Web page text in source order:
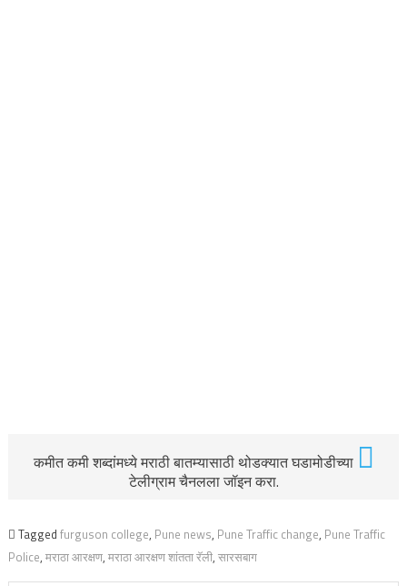
कमीत कमी शब्दांमध्ये मराठी बातम्यासाठी थोडक्यात घडामोडीच्या
टेलीग्राम चैनलला जॉइन करा.
Tagged furguson college, Pune news, Pune Traffic change, Pune Traffic
Police, मराठा आरक्षण, मराठा आरक्षण शांतता रॅली, सारसबाग